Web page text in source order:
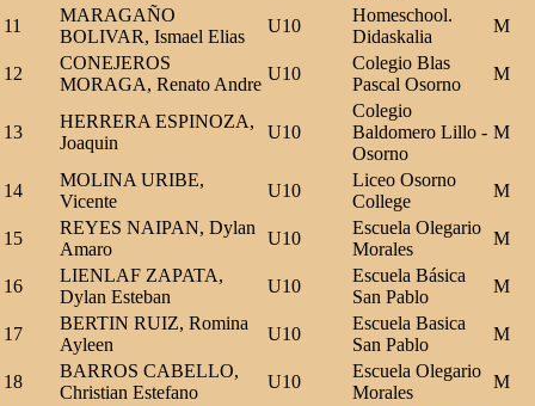
11
MARAGAÑO
BOLIVAR, Ismael Elias
U10
Homeschool.
Didaskalia
M
12
CONEJEROS
MORAGA, Renato Andre
U10
Colegio Blas
Pascal Osorno
M
13
HERRERA ESPINOZA,
Joaquin
U10
Colegio
Baldomero Lillo -
Osorno
M
14
MOLINA URIBE,
Vicente
U10
Liceo Osorno
College
M
15
REYES NAIPAN, Dylan
Amaro
U10
Escuela Olegario
Morales
M
16
LIENLAF ZAPATA,
Dylan Esteban
U10
Escuela Básica
San Pablo
M
17
BERTIN RUIZ, Romina
Ayleen
U10
Escuela Basica
San Pablo
M
18
BARROS CABELLO,
Christian Estefano
U10
Escuela Olegario
Morales
M